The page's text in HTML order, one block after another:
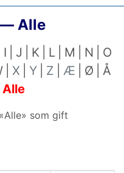
— Alle
I J K L M N
O
X Y Z Æ Ø
Å
Alle
Alle» som gift